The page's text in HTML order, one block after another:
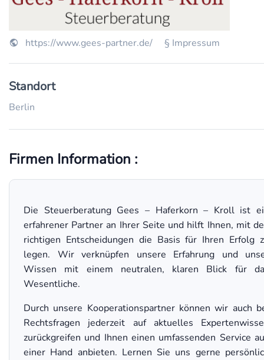
https://www.gees-partner.de/ § Impressum
Standort
Berlin
Firmen Information :
Die Steuerberatung Gees – Haferkorn – Kroll ist
erfahrener Partner an Ihrer Seite und hilft Ihnen, mit
richtigen Entscheidungen die Basis für Ihren Erfolg
legen. Wir verknüpfen unsere Erfahrung und
Wissen mit einem neutralen, klaren Blick für
Wesentliche.
Durch unsere Kooperationspartner können wir auch
Rechtsfragen jederzeit auf aktuelles
zurückgreifen und Ihnen einen umfassenden Service
einer Hand anbieten. Lernen Sie uns gerne